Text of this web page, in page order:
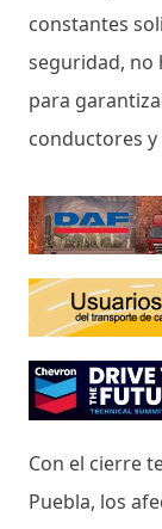
constantes
seguridad, no
para
conductores
Con el cierre
Puebla, los